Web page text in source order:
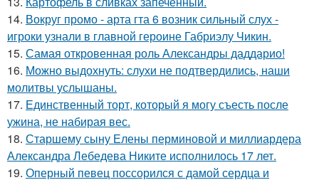
14. Вокруг промо - арта гта 6 возник сильный слух -
игроки узнали в главной героине Габриэлу Чикин.
15. Самая откровенная роль Александры даддарио!
16. Можно выдохнуть: слухи не подтвердились, наши
молитвы услышаны.
17. Единственный торт, который я могу съесть после
ужина, не набирая вес.
18. Старшему сыну Елены перминовой и миллиардера
Александра Лебедева Никите исполнилось 17 лет.
19. Оперный певец поссорился с дамой сердца и